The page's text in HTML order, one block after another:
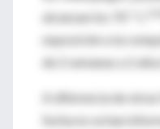
alcanzan los 70 º C
exposición a la
de 2 semanas a 2
A diferencia de
fecha no se han